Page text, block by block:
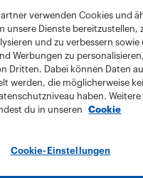
verwenden Cookies und
unsere Dienste bereitzustellen,
und zu verbessern sowie
Werbungen zu
Dritten. Dabei können Daten
werden, die möglicherweise
haben. Weitere
du in unseren
Cookie
Cookie-Einstellungen